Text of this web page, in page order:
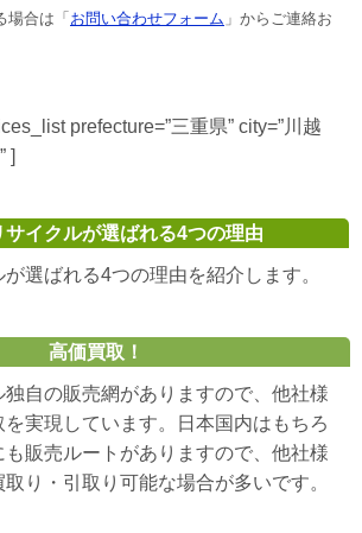
場合は「 お問い合わせフォーム 」からご連絡お
prefecture=”三重県” city=”川越
]
サイクルが選ばれる4つの理由
選ばれる4つの理由を紹介します。
高価買取！
独自の販売網がありますので、他社様
を実現しています。日本国内はもちろ
も販売ルートがありますので、他社様
り・引取り可能な場合が多いです。